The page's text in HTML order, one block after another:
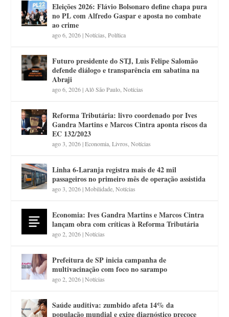
Eleições 2026: Flávio Bolsonaro define chapa pura
no PL com Alfredo Gaspar e aposta no combate
ao crime
ago 6, 2026|Notícias ,Política
Futuro presidente do STJ, Luis Felipe Salomão
defende diálogo e transparência em sabatina na
Abraji
ago 6, 2026| Alô São Paulo ,Notícias
Reforma Tributária: livro coordenado por Ives
Gandra Martins e Marcos Cintra aponta riscos da
EC 132/2023
ago 3, 2026|Economia ,Livros ,Notícias
Linha 6-Laranja registra mais de 42 mil
passageiros no primeiro mês de operação assistida
ago 3, 2026|Mobilidade ,Notícias
Economia: Ives Gandra Martins e Marcos Cintra
lançam obra com críticas à Reforma Tributária
ago 2, 2026|Notícias
Prefeitura de SP inicia campanha de
multivacinação com foco no sarampo
ago 2, 2026|Notícias
Saúde auditiva: zumbido afeta 14% da
população mundial e exige diagnóstico precoce